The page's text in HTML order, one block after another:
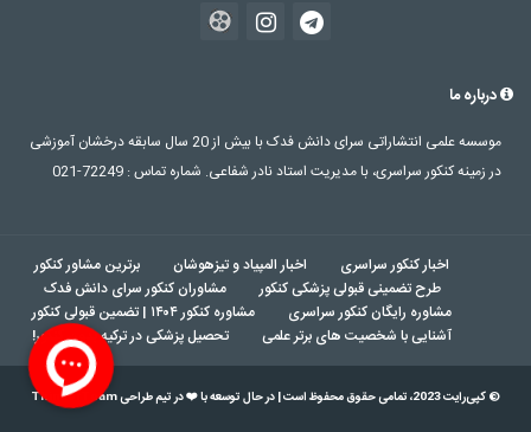
درباره ما
موسسه علمی انتشاراتی سرای دانش فدک با بیش از 20 سال سابقه درخشان آموزشی
در زمینه کنکور سراسری، با مدیریت استاد نادر شفاعی. شماره تماس : 72249-021
اخبار کنکور سراسری اخبار المپیاد و تیزهوشان
برترین مشاور کنکور
طرح تضمینی قبولی پزشکی کنکور
مشاوران کنکور سرای دانش فدک
مشاوره رایگان کنکور سراسری
مشاوره کنکور ۱۴۰۴ | تضمین قبولی کنکور
آشنایی با شخصیت های برتر علمی
تحصیل پزشکی در ترکیه بدون کنکور!
© کپی‌رایت 2023، تمامی حقوق محفوظ است | در حال توسعه با ❤️ در تیم طراحی ThinkerTeam